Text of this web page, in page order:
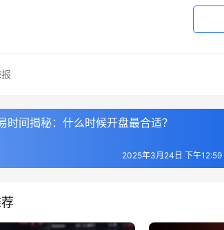
时间揭秘：什么时候开盘最合适？
2025年3月24日 下午12:59